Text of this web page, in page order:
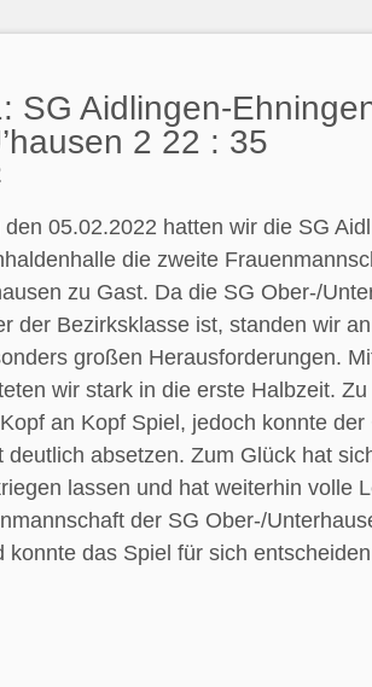
SG Aidlingen-
2 22 : 35
05.02.2022 hatten wir die SG
die zweite
zu Gast. Da die SG Ober-/
der Bezirksklasse ist, standen wir
großen Herausforderungen.
wir stark in die erste Halbzeit.
an Kopf Spiel, jedoch konnte
deutlich absetzen. Zum Glück hat
lassen und hat weiterhin volle
der SG Ober-/
konnte das Spiel für sich